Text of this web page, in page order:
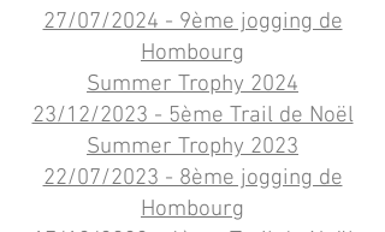
27/07/2024 - 9ème jogging de
Hombourg
Summer Trophy 2024
23/12/2023 - 5ème Trail de Noël
Summer Trophy 2023
22/07/2023 - 8ème jogging de
Hombourg